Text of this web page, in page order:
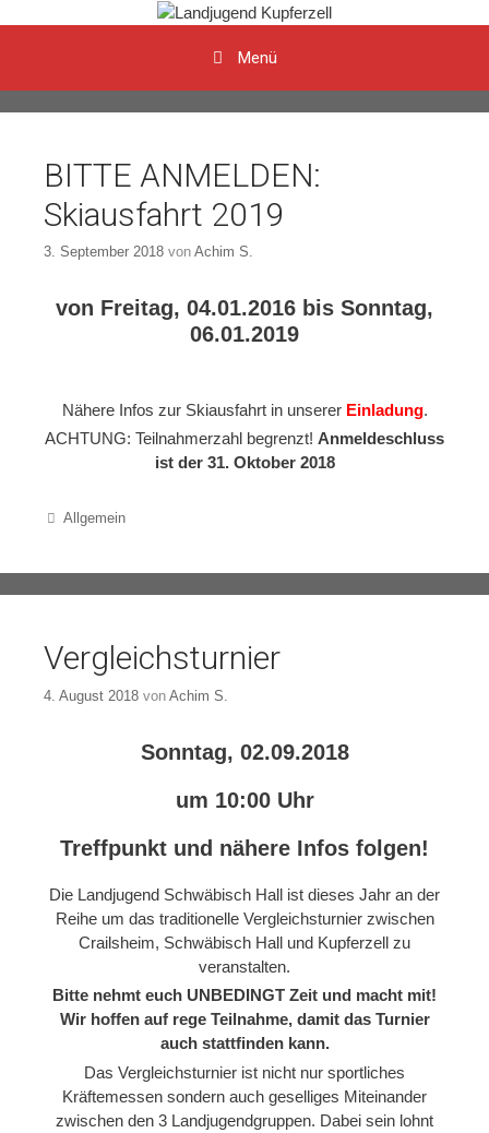
Menü
BITTE ANMELDEN:
Skiausfahrt 2019
3. September 2018 von Achim S.
von Freitag, 04.01.2016 bis Sonntag,
06.01.2019
Nähere Infos zur Skiausfahrt in unserer Einladung.
ACHTUNG: Teilnahmerzahl begrenzt! Anmeldeschluss
ist der 31. Oktober 2018
Categories
Allgemein
Vergleichsturnier
4. August 2018 von Achim S.
Sonntag, 02.09.2018
um 10:00 Uhr
Treffpunkt und nähere Infos folgen!
Die Landjugend Schwäbisch Hall ist dieses Jahr an der
Reihe um das traditionelle Vergleichsturnier zwischen
Crailsheim, Schwäbisch Hall und Kupferzell zu
veranstalten.
Bitte nehmt euch UNBEDINGT Zeit und macht mit!
Wir hoffen auf rege Teilnahme, damit das Turnier
auch stattfinden kann.
Das Vergleichsturnier ist nicht nur sportliches
Kräftemessen sondern auch geselliges Miteinander
zwischen den 3 Landjugendgruppen. Dabei sein lohnt